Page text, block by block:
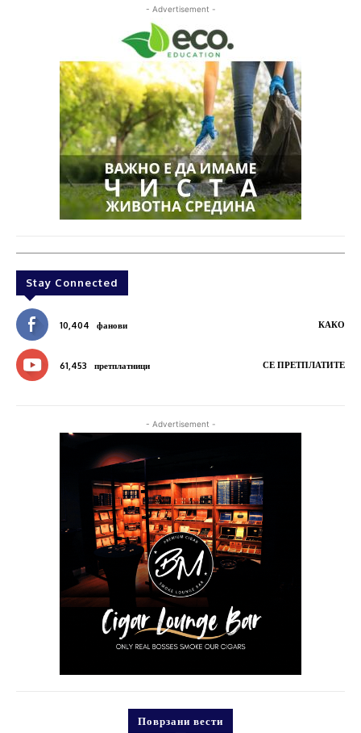
- Advertisement -
Stay Connected
10,404 фанови КАКО
61,453 претплатници СЕ ПРЕТПЛАТИТЕ
- Advertisement -
Поврзани вести